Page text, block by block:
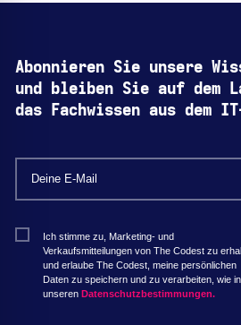
Abonnieren Sie unsere
und bleiben Sie auf dem
das Fachwissen aus dem
Ich stimme zu, Marketing- und
Verkaufsmitteilungen von The Codest zu
und erlaube The Codest, meine persönlichen
Daten zu speichern und zu verarbeiten, wie in
unseren Datenschutzbestimmungen.